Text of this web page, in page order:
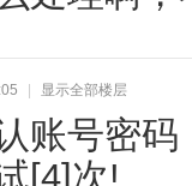
显示全部楼层
账号密
[4]次!